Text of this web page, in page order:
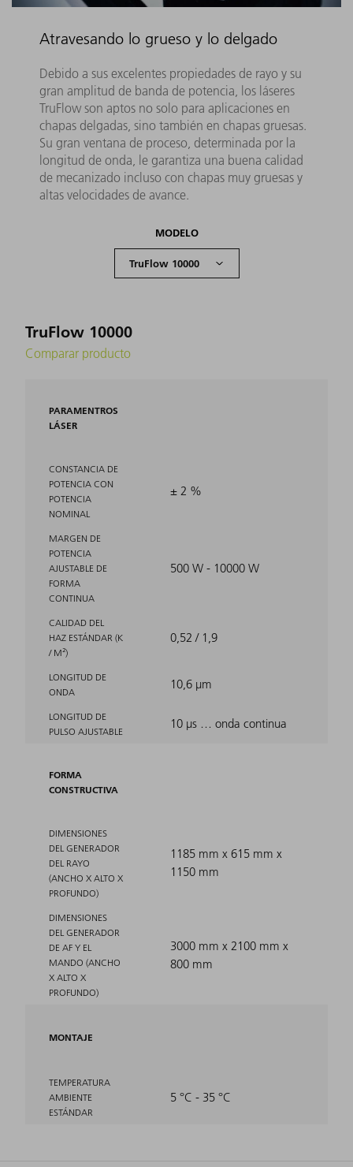
Atravesando lo grueso y lo delgado
Debido a sus excelentes propiedades de rayo y su
gran amplitud de banda de potencia, los láseres
TruFlow son aptos no solo para aplicaciones en
chapas delgadas, sino también en chapas gruesas.
Su gran ventana de proceso, determinada por la
longitud de onda, le garantiza una buena calidad
de mecanizado incluso con chapas muy gruesas y
altas velocidades de avance.
MODELO
TruFlow 10000
Comparar producto
PARAMENTROS
LÁSER
CONSTANCIA DE
POTENCIA CON
POTENCIA
NOMINAL
± 2 %
MARGEN DE
POTENCIA
AJUSTABLE DE
FORMA
CONTINUA
500 W - 10000 W
CALIDAD DEL
HAZ ESTÁNDAR (K
/ M²)
0,52 / 1,9
LONGITUD DE
ONDA
10,6 μm
LONGITUD DE
PULSO AJUSTABLE
10 µs … onda continua
FORMA
CONSTRUCTIVA
DIMENSIONES
DEL GENERADOR
DEL RAYO
(ANCHO X ALTO X
PROFUNDO)
1185 mm x 615 mm x
1150 mm
DIMENSIONES
DEL GENERADOR
DE AF Y EL
MANDO (ANCHO
X ALTO X
PROFUNDO)
3000 mm x 2100 mm x
800 mm
MONTAJE
TEMPERATURA
AMBIENTE
ESTÁNDAR
5 °C - 35 °C